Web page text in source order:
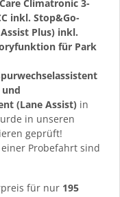
Climatronic 3-
inkl. Stop&Go-
Plus) inkl.
für Park
(Lane Assist) in
in unseren
geprüft!
einer Probefahrt sind
für nur 195